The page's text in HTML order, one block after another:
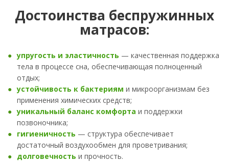
Достоинства беспружинных
матрасов:
упругость и эластичность — качественная поддержка
тела в процессе сна, обеспечивающая полноценный
отдых;
устойчивость к бактериям и микроорганизмам без
применения химических средств;
уникальный баланс комфорта и поддержки
позвоночника;
гигиеничность — структура обеспечивает
достаточный воздухообмен для проветривания;
долговечность и прочность.